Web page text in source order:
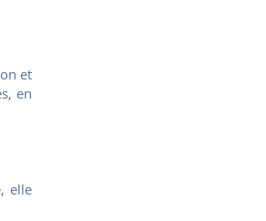
et
en
elle